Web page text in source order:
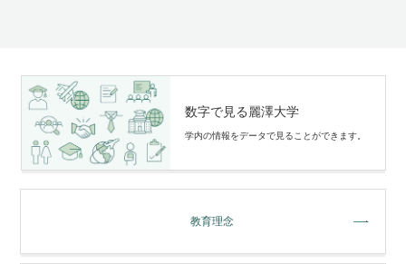
数字で見る麗澤大学
学内の情報をデータで⾒ることができます。
教育理念